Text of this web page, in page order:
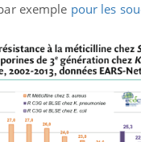
exemple pour les